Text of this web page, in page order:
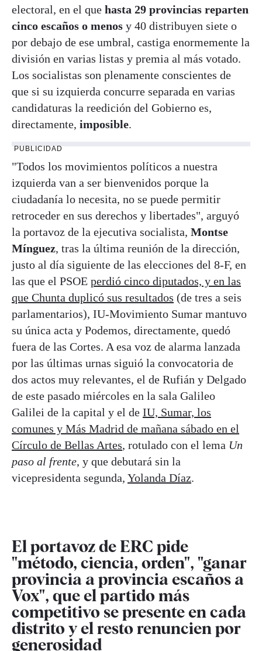
electoral, en el que hasta 29 provincias reparten
cinco escaños o menos y 40 distribuyen siete o
por debajo de ese umbral, castiga enormemente la
división en varias listas y premia al más votado.
Los socialistas son plenamente conscientes de
que si su izquierda concurre separada en varias
candidaturas la reedición del Gobierno es,
directamente, imposible.
PUBLICIDAD
"Todos los movimientos políticos a nuestra
izquierda van a ser bienvenidos porque la
ciudadanía lo necesita, no se puede permitir
retroceder en sus derechos y libertades", arguyó
la portavoz de la ejecutiva socialista, Montse
Mínguez, tras la última reunión de la dirección,
justo al día siguiente de las elecciones del 8-F, en
las que el PSOE perdió cinco diputados, y en las
que Chunta duplicó sus resultados (de tres a seis
parlamentarios), IU-Movimiento Sumar mantuvo
su única acta y Podemos, directamente, quedó
fuera de las Cortes. A esa voz de alarma lanzada
por las últimas urnas siguió la convocatoria de
dos actos muy relevantes, el de Rufián y Delgado
de este pasado miércoles en la sala Galileo
Galilei de la capital y el de IU, Sumar, los
comunes y Más Madrid de mañana sábado en el
Círculo de Bellas Artes, rotulado con el lema Un
paso al frente, y que debutará sin la
vicepresidenta segunda, Yolanda Díaz.
El portavoz de ERC pide
"método, ciencia, orden", "ganar
provincia a provincia escaños a
Vox", que el partido más
competitivo se presente en cada
distrito y el resto renuncien por
generosidad